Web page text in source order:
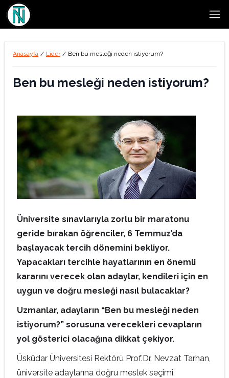
Anasayfa / Lider / Ben bu mesleği neden istiyorum?
Ben bu mesleği neden istiyorum?
Üniversite sınavlarıyla zorlu bir maratonu
geride bırakan öğrenciler, 6 Temmuz’da
başlayacak tercih dönemini bekliyor.
Yapacakları tercihle hayatlarının en önemli
kararını verecek olan adaylar, kendileri için en
uygun ve doğru mesleği nasıl bulacaklar?
Uzmanlar, adayların “Ben bu mesleği neden
istiyorum?” sorusuna verecekleri cevapların
yol gösterici olacağına dikkat çekiyor.
Üsküdar Üniversitesi Rektörü Prof.Dr. Nevzat Tarhan,
üniversite adaylarına doğru meslek seçimi